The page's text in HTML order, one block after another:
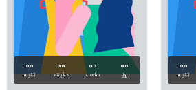
00
ثانیه
00
روز
00
ساعت
00
دقیقه
00
ثانیه